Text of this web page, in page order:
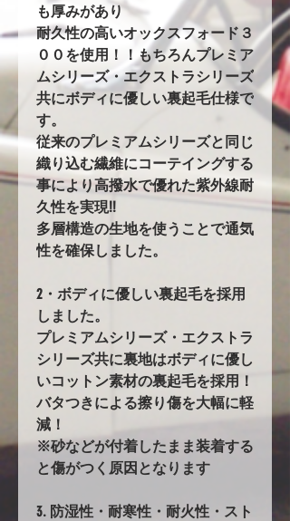
も厚みがあり
耐久性の高いオックスフォード３
００を使用！！もちろんプレミア
ムシリーズ・エクストラシリーズ
共にボディに優しい裏起毛仕様で
す。
従来のプレミアムシリーズと同じ
織り込む繊維にコーテイングする
事により高撥水で優れた紫外線耐
久性を実現!!
多層構造の生地を使うことで通気
性を確保しました。
2・ボディに優しい裏起毛を採用
しました。
プレミアムシリーズ・エクストラ
シリーズ共に裏地はボディに優し
いコットン素材の裏起毛を採用！
バタつきによる擦り傷を大幅に軽
減！
※砂などが付着したまま装着する
と傷がつく原因となります
3. 防湿性・耐寒性・耐火性・スト